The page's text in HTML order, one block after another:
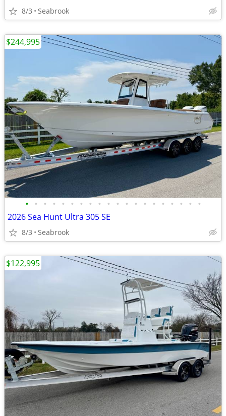
8/3 Seabrook
• • • • • • • • • • • • • • • • • • • •
2026 Sea Hunt Ultra 305 SE
8/3 Seabrook
$244,995
$122,995